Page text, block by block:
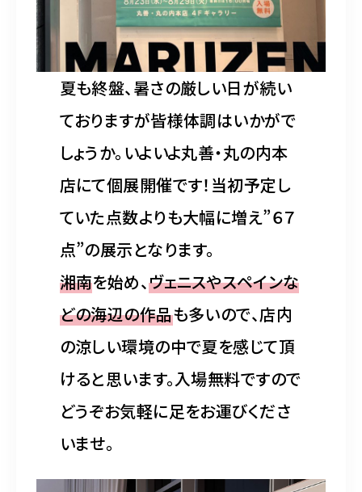
夏も終盤、暑さの厳しい日が続い
ておりますが皆様体調はいかがで
しょうか。いよいよ丸善・丸の内本
店にて個展開催です！当初予定し
ていた点数よりも大幅に増え”６７
点”の展示となります。
湘南を始め、ヴェニスやスペインな
どの海辺の作品も多いので、店内
の涼しい環境の中で夏を感じて頂
けると思います。入場無料ですので
どうぞお気軽に足をお運びくださ
いませ。